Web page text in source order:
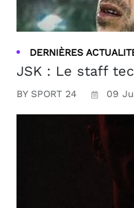
DERNIÈRES
JSK : Le staff
BY SPORT 24 09